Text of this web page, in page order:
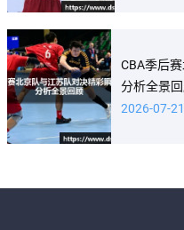
CBA季后
分析全景
2026-07-